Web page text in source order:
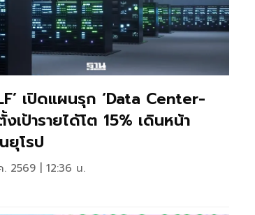
เปิดแผนรุก ‘Data Center-
ยุโรป
2569 | 12:36 น.